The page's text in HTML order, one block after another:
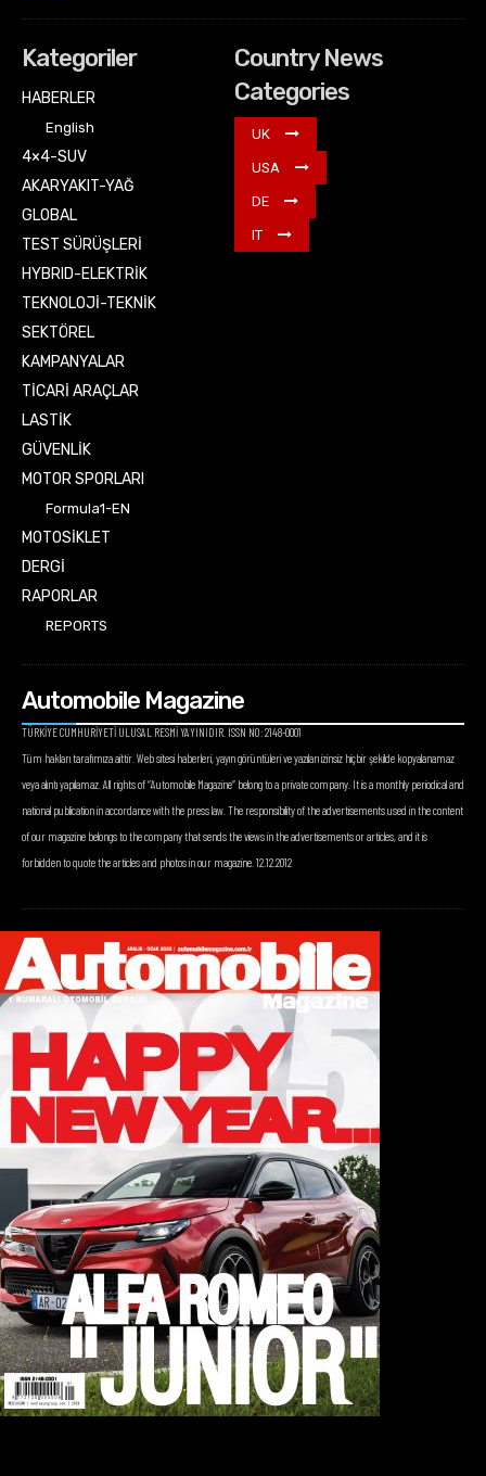
Kategoriler
HABERLER
English
4×4-SUV
AKARYAKIT-YAĞ
GLOBAL
TEST SÜRÜŞLERİ
HYBRID-ELEKTRİK
TEKNOLOJİ-TEKNİK
SEKTÖREL
KAMPANYALAR
TİCARİ ARAÇLAR
LASTİK
GÜVENLİK
MOTOR SPORLARI
Formula1-EN
MOTOSİKLET
DERGİ
RAPORLAR
REPORTS
Country News
Categories
UK
USA
DE
IT
Automobile Magazine
TÜRKİYE CUMHURİYETİ ULUSAL RESMİ YAYINIDIR. ISSN NO: 2148-0001
Tüm hakları tarafımıza aittir. Web sitesi haberleri, yayın görüntüleri ve yazıları izinsiz hiçbir şekilde kopyalanamaz
veya alıntı yapılamaz. All rights of “Automobile Magazine” belong to a private company. It is a monthly periodical and
national publication in accordance with the press law. The responsibility of the advertisements used in the content
of our magazine belongs to the company that sends the views in the advertisements or articles, and it is
forbidden to quote the articles and photos in our magazine. 12.12.2012